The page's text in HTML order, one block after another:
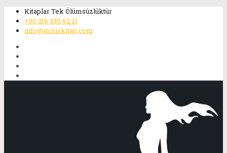
Kitaplar Tek Ölümsüzlüktür
+90 216 330 62 21
info@misiskitap.com